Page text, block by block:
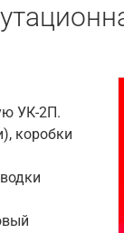
УК-2П.
коробки